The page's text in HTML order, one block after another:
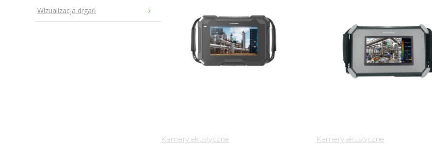
Wizualizacja drgań
Kamery akustyczne Kamery akustyczne